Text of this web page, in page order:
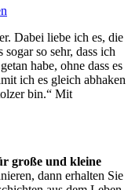
Dabei liebe ich es, die
so sehr, dass ich
habe, ohne dass es
ich es gleich abhaken
bin.“ Mit
große und kleine
dann erhalten Sie